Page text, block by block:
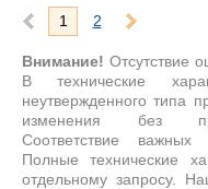
1 2
Внимание! Отсутствие
В технические
неутвержденного типа
изменения без
Соответствие важных
Полные технические
отдельному запросу.